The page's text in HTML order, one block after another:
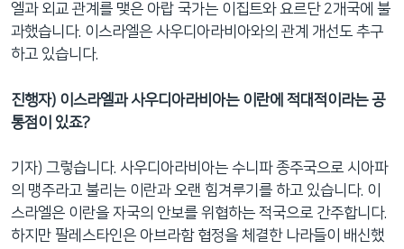
엘과 외교 관계를 맺은 아랍 국가는 이집트와 요르단 2개국에 불
과했습니다. 이스라엘은 사우디아라비아와의 관계 개선도 추구
하고 있습니다.
진행자) 이스라엘과 사우디아라비아는 이란에 적대적이라는 공
통점이 있죠?
기자) 그렇습니다. 사우디아라비아는 수니파 종주국으로 시아파
의 맹주라고 불리는 이란과 오랜 힘겨루기를 하고 있습니다. 이
스라엘은 이란을 자국의 안보를 위협하는 적국으로 간주합니다.
하지만 팔레스타인은 아브라함 협정을 체결한 나라들이 배신했